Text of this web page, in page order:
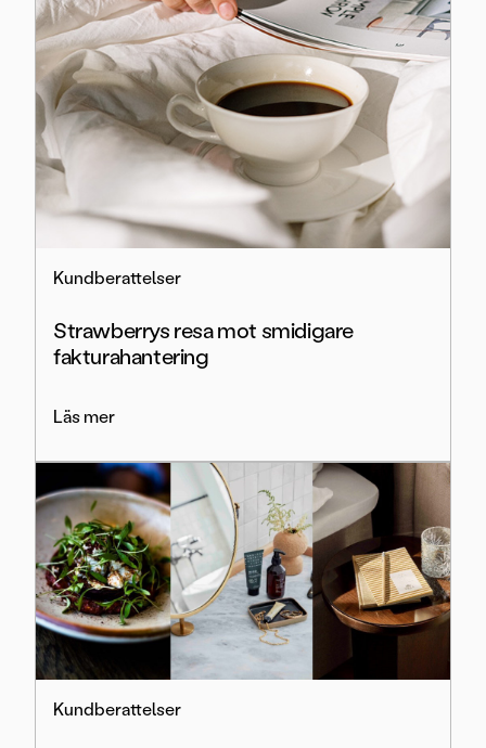
Kundberattelser
Strawberrys resa mot smidigare
fakturahantering
Läs mer
Kundberattelser